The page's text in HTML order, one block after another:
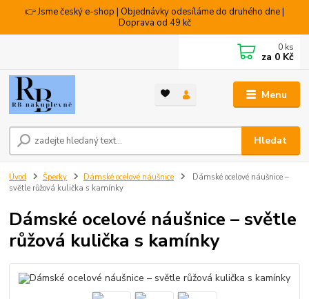
👉 Jsme český e-shop | Objednávky odesíláme do druhého dne |
Doprava od 49 kč
Menu
Hledat
0 ks
za 0 Kč
Úvod Šperky Dámské ocelové náušnice
Dámské ocelové náušnice –
světle růžová kulička s kamínky
Dámské ocelové náušnice – světle
růžová kulička s kamínky